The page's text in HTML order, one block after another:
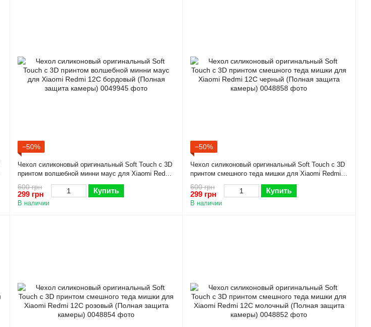
−50%
Чехол силиконовый оригинальный Soft Touch с 3D
принтом волшебной минни маус для Xiaomi Redmi
12C бордовый (Полная защита камеры)
600 грн
299 грн Купить
В наличии
−50%
Чехол силиконовый оригинальный Soft Touch с 3D
принтом смешного теда мишки для Xiaomi Redmi
12C черный (Полная защита камеры)
600 грн
299 грн Купить
В наличии